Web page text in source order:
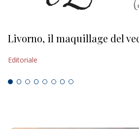
Livorno, il maquillage del
Editoriale